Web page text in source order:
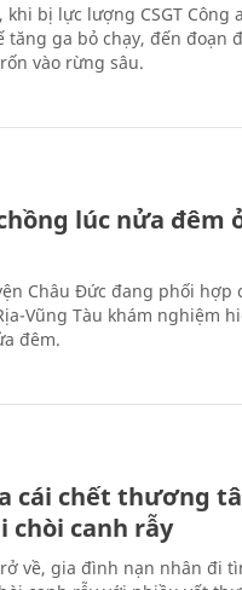
bị lực lượng CSGT Công
tăng ga bỏ chạy, đến đoạn
vào rừng sâu.
lúc nửa đêm
Châu Đức đang phối hợp
Vũng Tàu khám nghiệm
đêm.
cái chết thương
chòi canh rẫy
về, gia đình nạn nhân đi